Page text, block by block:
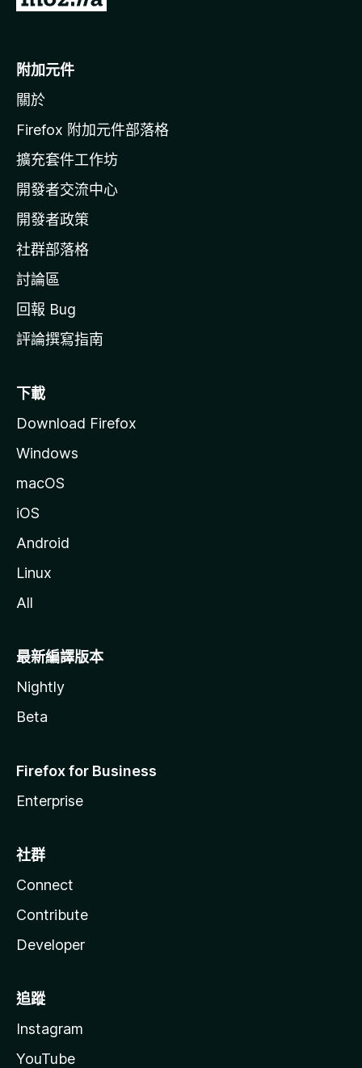
o
i
l
a
官
網
附加元件
關於
Firefox 附加元件部落格
擴充套件工作坊
開發者交流中心
開發者政策
社群部落格
討論區
回報 Bug
評論撰寫指南
下載
Download Firefox
Windows
macOS
iOS
Android
Linux
All
最新編譯版本
Nightly
Beta
Firefox for Business
Enterprise
社群
Connect
Contribute
Developer
追蹤
Instagram
YouTube